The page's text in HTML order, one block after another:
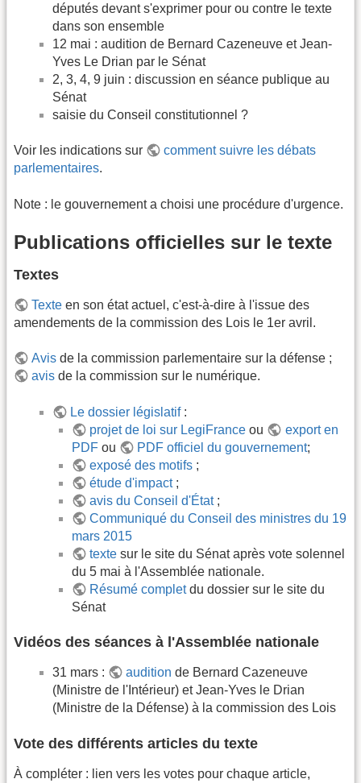
députés devant s'exprimer pour ou contre le texte
dans son ensemble
12 mai : audition de Bernard Cazeneuve et Jean-
Yves Le Drian par le Sénat
2, 3, 4, 9 juin : discussion en séance publique au
Sénat
saisie du Conseil constitutionnel ?
Voir les indications sur
comment suivre les débats
parlementaires.
Note : le gouvernement a choisi une procédure d'urgence.
Publications officielles sur le texte
Textes
Texte en son état actuel, c'est-à-dire à l'issue des
amendements de la commission des Lois le 1er avril.
Avis de la commission parlementaire sur la défense ;
avis de la commission sur le numérique.
Le dossier législatif:
projet de loi sur LegiFrance ou
export en
PDF ou PDF officiel du gouvernement;
exposé des motifs ;
étude d'impact;
avis du Conseil d'État;
Communiqué du Conseil des ministres du 19
mars 2015
texte sur le site du Sénat après vote solennel
du 5 mai à l'Assemblée nationale.
Résumé completdu dossier sur le site du
Sénat
Vidéos des séances à l'Assemblée nationale
31 mars : audition de Bernard Cazeneuve
(Ministre de l'Intérieur) et Jean-Yves le Drian
(Ministre de la Défense) à la commission des Lois
Vote des différents articles du texte
À compléter : lien vers les votes pour chaque article,